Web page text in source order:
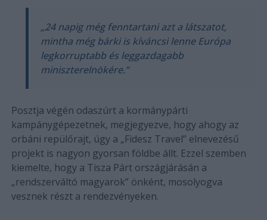
„24 napig még fenntartani azt a látszatot,
mintha még bárki is kíváncsi lenne Európa
legkorruptabb és leggazdagabb
miniszterelnökére.”
Posztja végén odaszúrt a kormánypárti
kampánygépezetnek, megjegyezve, hogy ahogy az
orbáni repülőrajt, úgy a „Fidesz Travel” elnevezésű
projekt is nagyon gyorsan földbe állt. Ezzel szemben
kiemelte, hogy a Tisza Párt országjárásán a
„rendszerváltó magyarok” önként, mosolyogva
vesznek részt a rendezvényeken.